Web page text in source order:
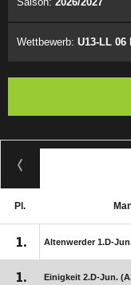
Wettbewerb: U13-LL 06
Pl.
1. Altenwerder 1.D-
1. Einigkeit 2.D-Jun.